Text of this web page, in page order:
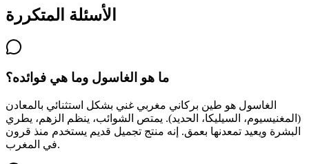
الأسئلة المتكررة
ما هو الغاسول وما هي فوائده؟
الغاسول هو طين بركاني مغربي غني بشكل استثنائي بالمعادن
(المغنيسيوم، السيليكا، الحديد). يمتص الشوائب، ينظم الزهم، يطري
البشرة ويعيد تمعدنها بعمق. إنه منتج تجميل قديم يستخدم منذ قرون
في المغرب.